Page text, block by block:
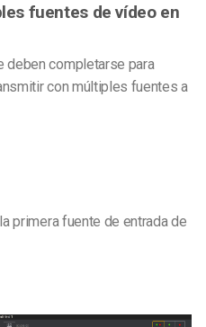
fuentes de vídeo en
deben completarse para
con múltiples fuentes a
primera fuente de entrada de